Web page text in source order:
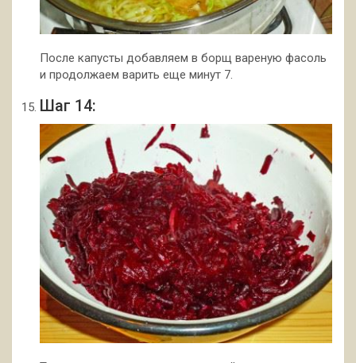
После капусты добавляем в борщ вареную фасоль
и продолжаем варить еще минут 7.
Шаг 14: